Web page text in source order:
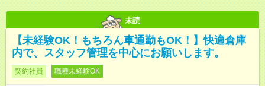
未読
【未経験OK！もちろん車通勤もOK！】快適倉庫
内で、スタッフ管理を中心にお願いします。
契約社員 職種未経験OK